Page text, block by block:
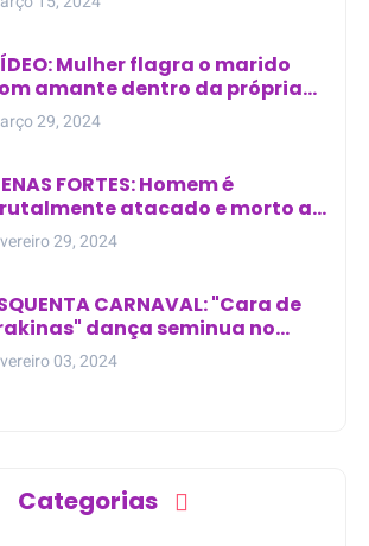
Mulher flagra o marido
amante dentro da própria
29, 2024
FORTES: Homem é
atacado e morto a
de facão em joão lisboa
29, 2024
CARNAVAL: "Cara de
dança seminua no
da rua na Bahia
03, 2024
Categorias